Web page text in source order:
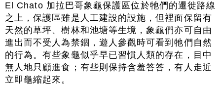
El Chato 加拉巴哥象龜保護區位於牠們的遷徙路線
之上，保護區雖是人工建設的設施，但裡面保留有
天然的草坪、樹林和池塘等生境，象龜們亦可自由
進出而不受人為禁錮，遊人參觀時可看到牠們自然
的行為。有些象龜似乎早已習慣人類的存在，目中
無人地只顧進食；有些則保持含羞答答，有人走近
立即龜縮起來。